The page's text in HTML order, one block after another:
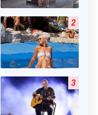
2
3